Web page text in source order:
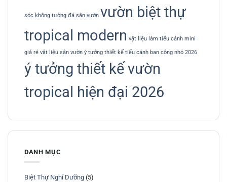
sóc không tường đá sân vườn vườn biệt thự
tropical modern vật liệu làm tiểu cảnh mini
giá rẻ vật liệu sân vườn ý tưởng thiết kế tiểu cảnh ban công nhỏ 2026
ý tưởng thiết kế vườn
tropical hiện đại 2026
DANH MỤC
Biệt Thự Nghỉ Dưỡng (5)